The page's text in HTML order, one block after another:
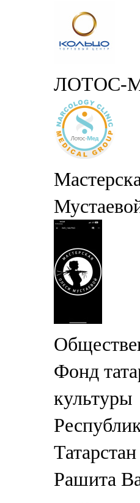
ЛОТОС-
Фонд
культуры
Рашита